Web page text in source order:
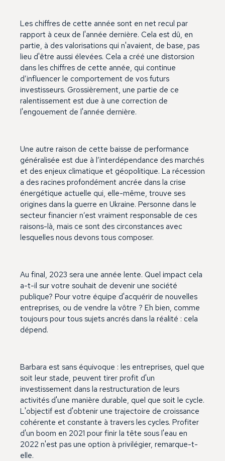
Les chiffres de cette année sont en net recul par
rapport à ceux de l'année dernière. Cela est dû, en
partie, à des valorisations qui n'avaient, de base, pas
lieu d'être aussi élevées. Cela a créé une distorsion
dans les chiffres de cette année, qui continue
d’influencer le comportement de vos futurs
investisseurs. Grossièrement, une partie de ce
ralentissement est due à une correction de
l'engouement de l'année dernière.
Une autre raison de cette baisse de performance
généralisée est due à l’interdépendance des marchés
et des enjeux climatique et géopolitique. La récession
a des racines profondément ancrée dans la crise
énergétique actuelle qui, elle-même, trouve ses
origines dans la guerre en Ukraine. Personne dans le
secteur financier n’est vraiment responsable de ces
raisons-là, mais ce sont des circonstances avec
lesquelles nous devons tous composer.
Au final, 2023 sera une année lente. Quel impact cela
a-t-il sur votre souhait de devenir une société
publique? Pour votre équipe d'acquérir de nouvelles
entreprises, ou de vendre la vôtre ? Eh bien, comme
toujours pour tous sujets ancrés dans la réalité : cela
dépend.
Barbara est sans équivoque : les entreprises, quel que
soit leur stade, peuvent tirer profit d'un
investissement dans la restructuration de leurs
activités d'une manière durable, quel que soit le cycle.
L'objectif est d'obtenir une trajectoire de croissance
cohérente et constante à travers les cycles. Profiter
d'un boom en 2021 pour finir la tête sous l'eau en
2022 n'est pas une option à privilégier, remarque-t-
elle.